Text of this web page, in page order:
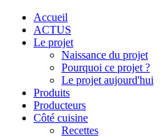
Accueil
ACTUS
Le projet
Naissance du projet
Pourquoi ce projet ?
Le projet aujourd'hui
Produits
Producteurs
Côté cuisine
Recettes